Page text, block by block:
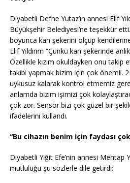
Diyabetli Defne Yutaz’ın annesi Elif
Büyükşehir Belediyesi’ne teşekkür
boyunca kan şekerini ölçüp
Elif Yıldırım “Çünkü kan şekerinde
Özellikle kızım okuldayken onu takip
takibi yapmak bizim için çok önemli.
uykusuz kalarak kontrol etmemiz
anlamda bizim işimizi çok
çok zor. Sensör bizi çok güzel bir
ifadelerini kullandı.
“Bu cihazın benim için faydası
Diyabetli Yiğit Efe’nin annesi Mehtap
mutluluğu şu sözlerle dile getirdi: